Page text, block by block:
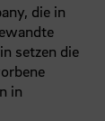
die in
setzen die
in